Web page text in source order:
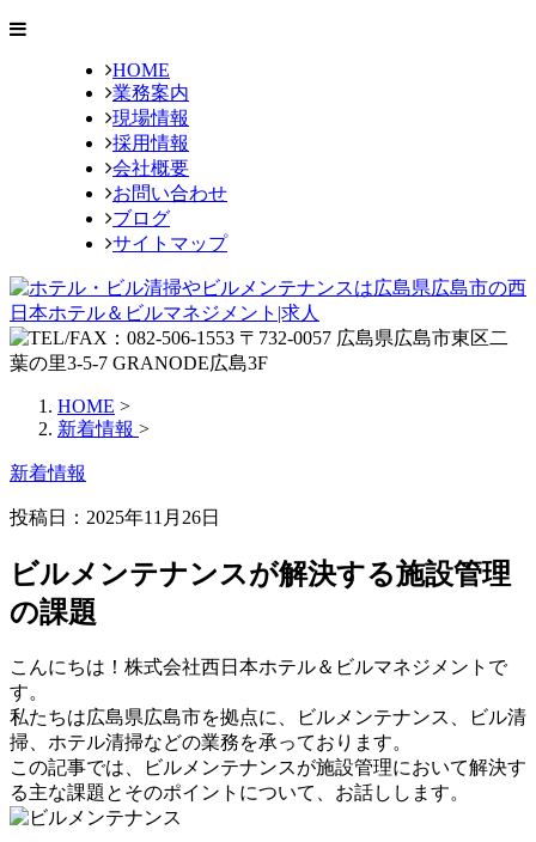
HOME
業務案内
現場情報
採用情報
会社概要
お問い合わせ
ブログ
サイトマップ
HOME >
新着情報 >
新着情報
投稿日： 2025年11月26日
ビルメンテナンスが解決する施設管理
の課題
こんにちは！株式会社西日本ホテル＆ビルマネジメントで
す。
私たちは広島県広島市を拠点に、ビルメンテナンス、ビル清
掃、ホテル清掃などの業務を承っております。
この記事では、ビルメンテナンスが施設管理において解決す
る主な課題とそのポイントについて、お話しします。